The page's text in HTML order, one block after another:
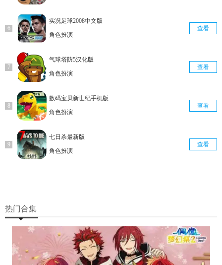
实况足球2008中文版
角色扮演
查看
气球塔防5汉化版
角色扮演
查看
数码宝贝新世纪手机版
角色扮演
查看
七日杀最新版
角色扮演
查看
热门合集